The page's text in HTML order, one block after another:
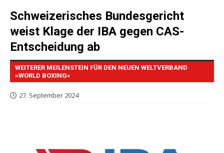
Schweizerisches Bundesgericht
weist Klage der IBA gegen CAS-
Entscheidung ab
WEITERER MEILENSTEIN FÜR DEN NEUEN WELTVERBAND
»WORLD BOXING«
27. September 2024